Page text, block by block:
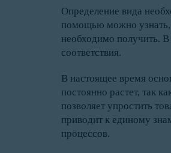
Определение вида
помощью можно узнать,
необходимо получить. В
соответствия.
В настоящее время
постоянно растет, так
позволяет упростить
приводит к единому
процессов.